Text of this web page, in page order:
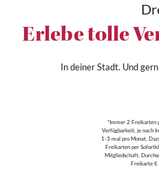
Erlebe tolle
In deiner Stadt. Und
*Immer 2 Freikarten
Verfügbarkeit, je nach
1-3 mal pro Monat.
Freikarten per
Mitgliedschaft.
Freikarte €